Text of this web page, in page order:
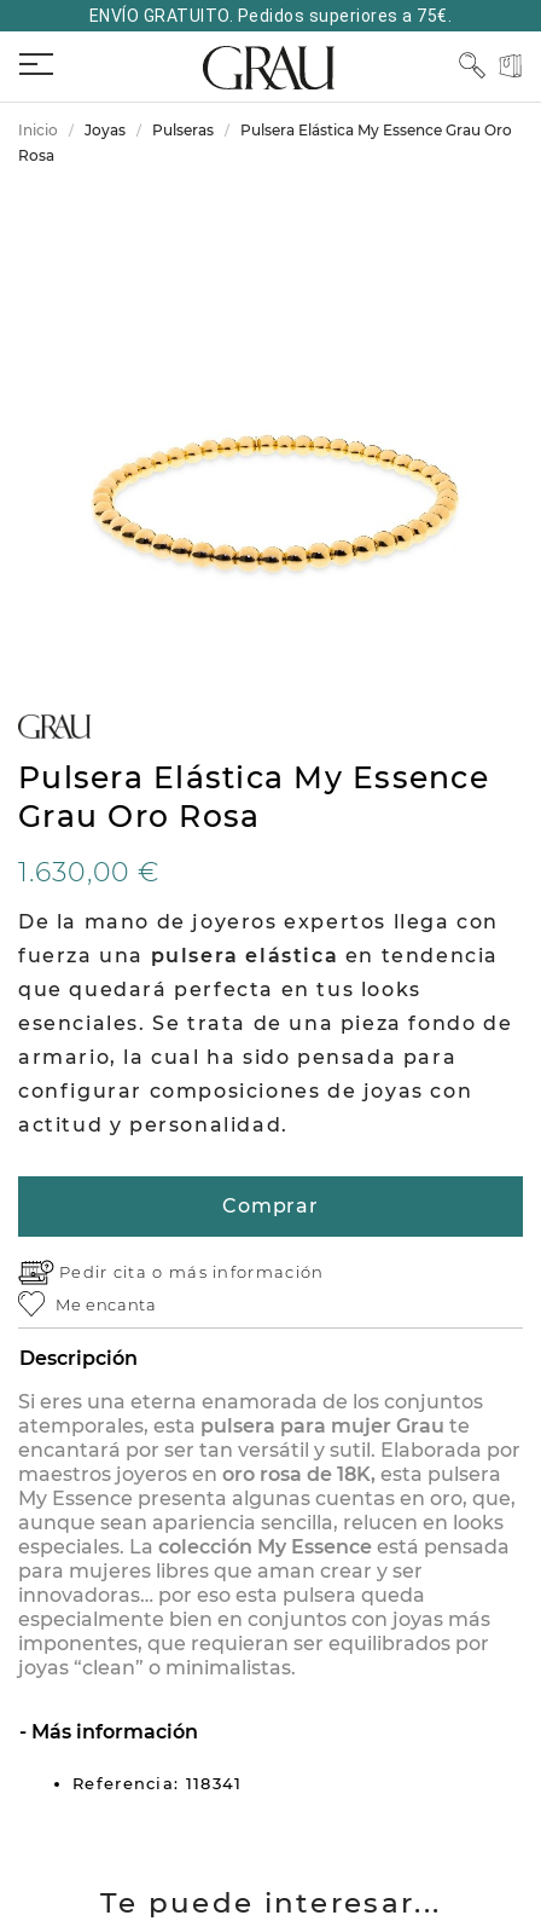
ENVÍO GRATUITO. Pedidos superiores a 75€.
Inicio Joyas Pulseras
Pulsera Elástica My Essence Grau Oro
Rosa
Pulsera Elástica My Essence
Grau Oro Rosa
1.630,00 €
De la mano de joyeros expertos llega con
fuerza una pulsera elástica en tendencia
que quedará perfecta en tus looks
esenciales. Se trata de una pieza fondo de
armario, la cual ha sido pensada para
configurar composiciones de joyas con
actitud y personalidad.
Comprar
Pedir cita o más información
Me encanta
Descripción
Si eres una eterna enamorada de los conjuntos
atemporales, esta pulsera para mujer Grau te
encantará por ser tan versátil y sutil. Elaborada por
maestros joyeros en oro rosa de 18K, esta pulsera
My Essence presenta algunas cuentas en oro, que,
aunque sean apariencia sencilla, relucen en looks
especiales. La colección My Essence está pensada
para mujeres libres que aman crear y ser
innovadoras… por eso esta pulsera queda
especialmente bien en conjuntos con joyas más
imponentes, que requieran ser equilibrados por
joyas “clean” o minimalistas.
Más información
Referencia: 118341
Te puede interesar...